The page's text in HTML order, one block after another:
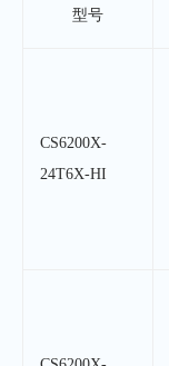
型号
CS6200X-
24T6X-HI